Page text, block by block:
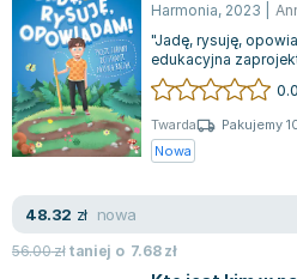
Mark Twain
Marcin Meller
Paulina Młynarska
ks. Piotr Pawlukiewicz
Jarosław Sokołowski
Piotr Semka
Jarosław Iwaszkiewicz
Harmonia, 2023
"Jadę, rysuję,
edukacyjna
wieku
0.0
Twarda
Pakujemy
Nowa
48.32 zł nowa
56.00złtaniej o 7.68zł